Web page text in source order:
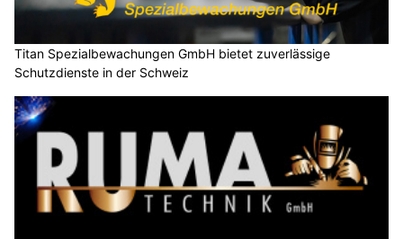
Titan Spezialbewachungen GmbH bietet zuverlässige
Schutzdienste in der Schweiz